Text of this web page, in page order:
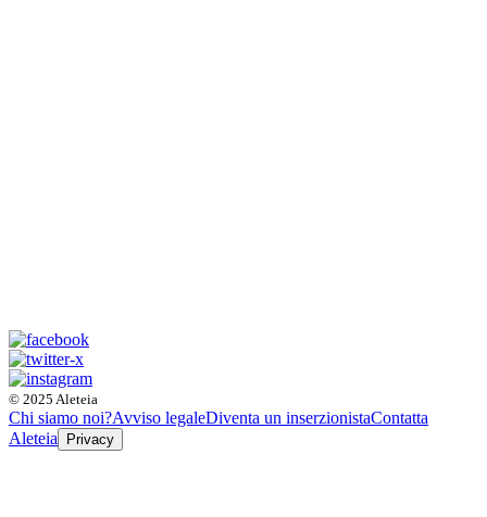
© 2025 Aleteia
Chi siamo noi?Avviso legaleDiventa un inserzionistaContatta
Aleteia
Privacy